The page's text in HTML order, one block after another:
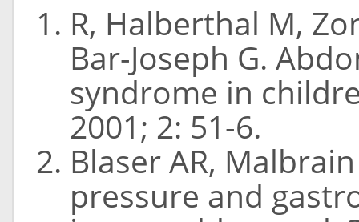
R, Halberthal M,
Bar-Joseph G.
syndrome in
2001; 2: 51-6.
Blaser AR,
pressure and